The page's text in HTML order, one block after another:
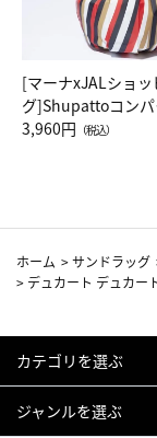
[マーナxJALショッ
グ]Shupattoコン
Drop JAL客室乗務
3,960円 （税込）
ホーム >サンドラッグ
> デュカート デュカー
カテゴリを選ぶ
ジャンルを選ぶ